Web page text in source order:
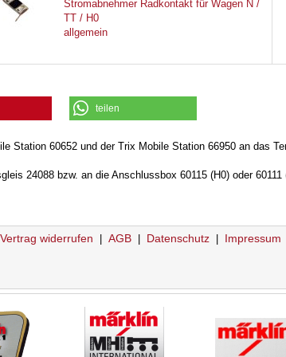
Stromabnehmer Radkontakt für Wagen N /
TT / H0
allgemein
teilen
Station 60652 und der Trix Mobile Station 66950 an das
24088 bzw. an die Anschlussbox 60115 (H0) oder 60111
Vertrag widerrufen AGB Datenschutz Impressum